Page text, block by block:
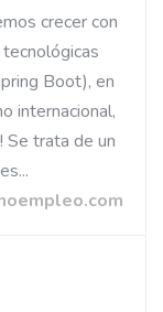
crecer con
Boot), en
internacional,
Se trata de un